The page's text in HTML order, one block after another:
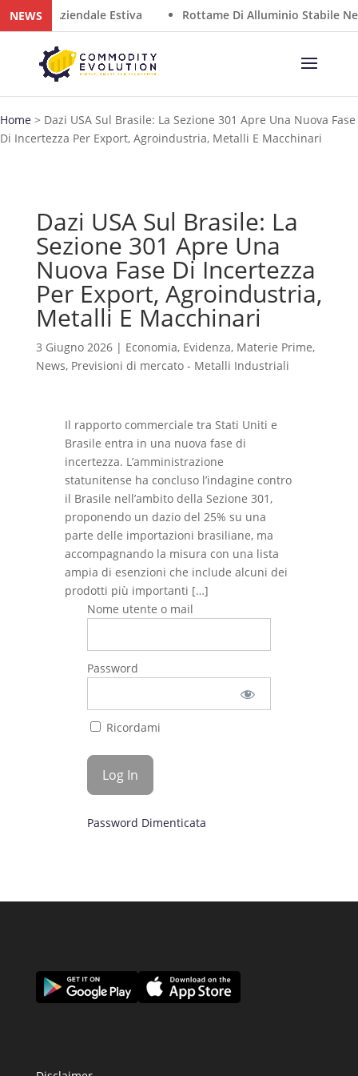
NEWSAziendale Estiva Rottame Di Alluminio Stabile Nel
Home > Dazi USA Sul Brasile: La Sezione 301 Apre Una Nuova Fase
Di Incertezza Per Export, Agroindustria, Metalli E Macchinari
Dazi USA Sul Brasile: La
Sezione 301 Apre Una
Nuova Fase Di Incertezza
Per Export, Agroindustria,
Metalli E Macchinari
3 Giugno 2026| Economia, Evidenza, Materie Prime,
News, Previsioni di mercato - Metalli Industriali
Il rapporto commerciale tra Stati Uniti e
Brasile entra in una nuova fase di
incertezza. L’amministrazione
statunitense ha concluso l’indagine contro
il Brasile nell’ambito della Sezione 301,
proponendo un dazio del 25% su una
parte delle importazioni brasiliane, ma
accompagnando la misura con una lista
ampia di esenzioni che include alcuni dei
prodotti più importanti […]
Nome utente o mail
Password
Ricordami
Password Dimenticata